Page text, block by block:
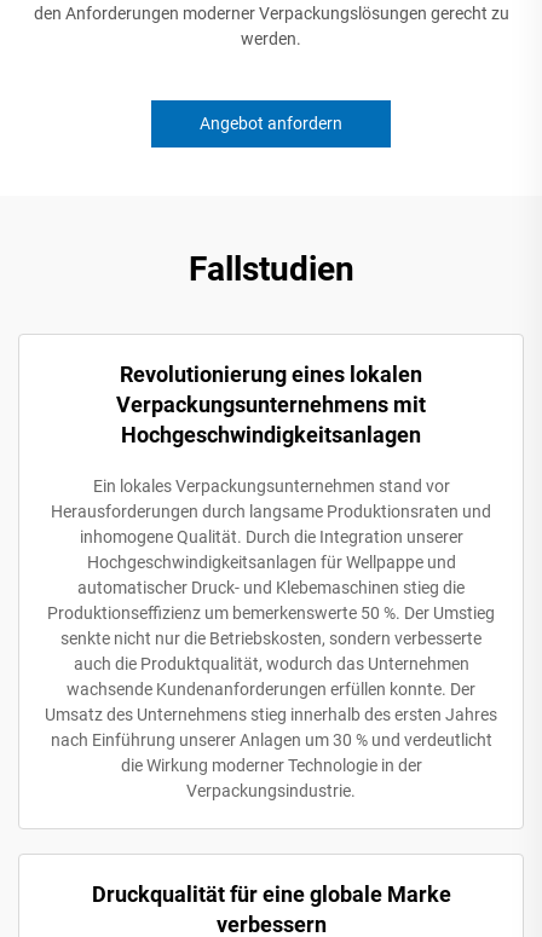
den Anforderungen moderner Verpackungslösungen gerecht zu
werden.
Angebot anfordern
Fallstudien
Revolutionierung eines lokalen
Verpackungsunternehmens mit
Hochgeschwindigkeitsanlagen
Ein lokales Verpackungsunternehmen stand vor
Herausforderungen durch langsame Produktionsraten und
inhomogene Qualität. Durch die Integration unserer
Hochgeschwindigkeitsanlagen für Wellpappe und
automatischer Druck- und Klebemaschinen stieg die
Produktionseffizienz um bemerkenswerte 50 %. Der Umstieg
senkte nicht nur die Betriebskosten, sondern verbesserte
auch die Produktqualität, wodurch das Unternehmen
wachsende Kundenanforderungen erfüllen konnte. Der
Umsatz des Unternehmens stieg innerhalb des ersten Jahres
nach Einführung unserer Anlagen um 30 % und verdeutlicht
die Wirkung moderner Technologie in der
Verpackungsindustrie.
Druckqualität für eine globale Marke
verbessern